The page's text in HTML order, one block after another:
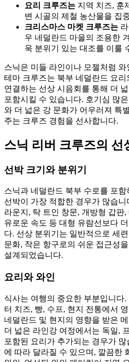
요리 크루즈는 지역 치즈, 훈
변 시골의 제철 농산물을 집
크리스마스 마켓 크루즈는
우 네덜란드 마을의 조용한
욱 분위기 있는 대조를 이룰
스닉은 미들 라인이나 모젤처럼
테마 크루즈는 북부 네덜란드 요
연결하는 선상 시음회를 통해 더
포함시킬 수 있습니다. 호기심 많
와 더 넓은 강 문화가 어우러져 특
주는 크루즈 경험을 선사합니다.
스닉 리버 크루즈의 선
선박 크기와 분위기
스닉과 네덜란드 북부 수로를 포
선박이 가장 적합한 경우가 많습
라운지, 탁 트인 창문, 개방형 갑판
유로운 속도 등 대형 유람선보다
다. 선상 분위기는 일반적으로 세
문화, 작은 항구로의 쉬운 접근성
설계되었습니다.
요리와 와인
식사는 여행의 중요한 부분입니다
터 치즈, 빵, 수프, 현지 전통에서
네덜란드 및 현지의 영향을 받은
더 넓은 라인강 여정에서는 독일,
포함된 요리가 추가되는 경우가
에 따라 달라질 수 있으며, 깔끔한